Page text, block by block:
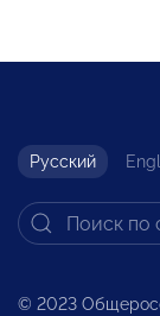
Русский
© 2023